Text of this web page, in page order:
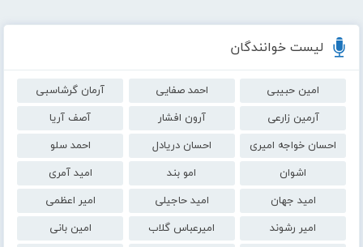
لیست خوانندگان
امین حبیبی احمد صفایی
آرمان گرشاسبی
آرمین زارعی
آرون افشار
آصف آریا
احسان خواجه امیری
احسان دریادل
احمد سلو
اشوان
امو بند
امید آمری
امید جهان
امید حاجیلی
امیر اعظمی
امیر رشوند
امیرعباس گلاب
امین بانی